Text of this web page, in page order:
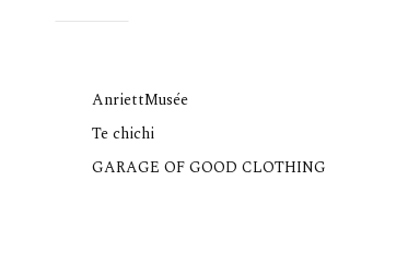
AnriettMusée
Te chichi
GARAGE OF GOOD CLOTHING